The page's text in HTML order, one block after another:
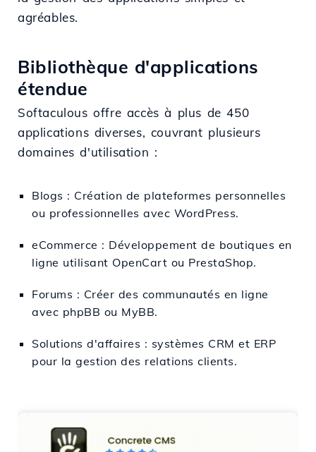
agréables.
Bibliothèque d'applications
étendue
Softaculous offre accès à plus de 450
applications diverses, couvrant plusieurs
domaines d'utilisation :
Blogs : Création de plateformes personnelles
ou professionnelles avec WordPress.
eCommerce : Développement de boutiques en
ligne utilisant OpenCart ou PrestaShop.
Forums : Créer des communautés en ligne
avec phpBB ou MyBB.
Solutions d'affaires : systèmes CRM et ERP
pour la gestion des relations clients.